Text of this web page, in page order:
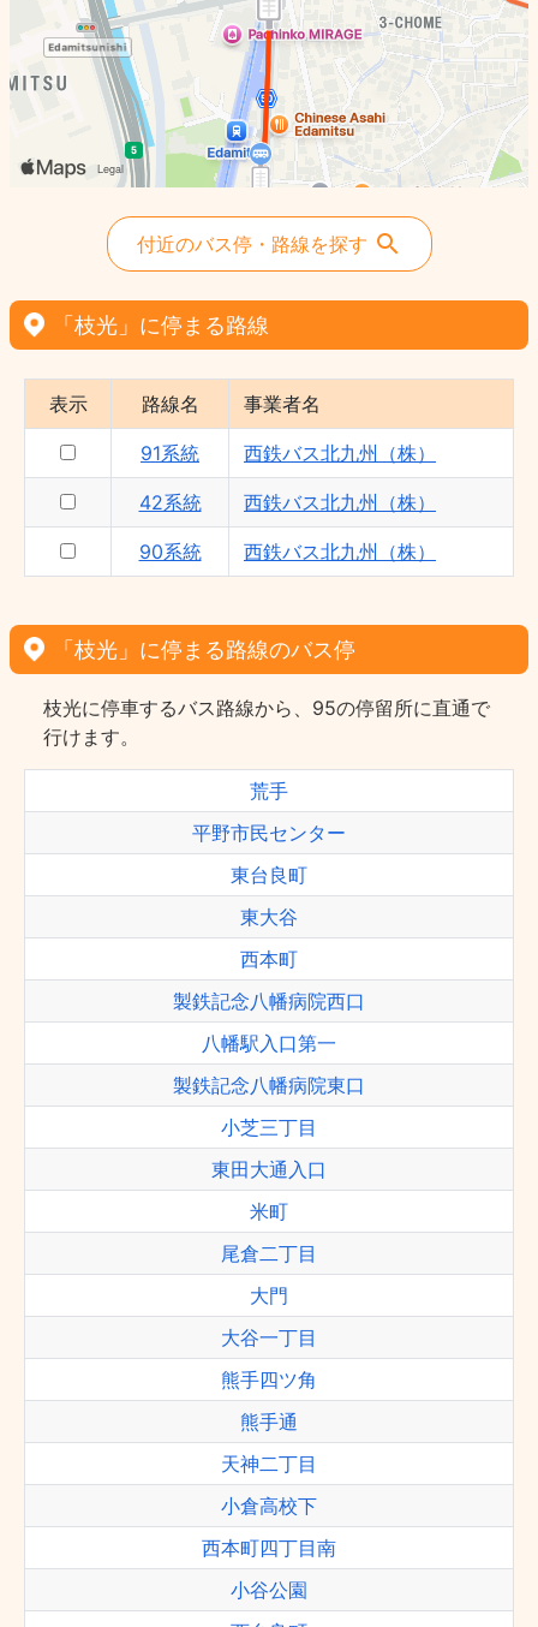
付近のバス停・路線を探す
「枝光」に停まる路線
表示 路線名 事業者名
91系統 西鉄バス北九州（株）
42系統 西鉄バス北九州（株）
90系統 西鉄バス北九州（株）
「枝光」に停まる路線のバス停
枝光に停車するバス路線から、95の停留所に直通で
行けます。
荒手
平野市民センター
東台良町
東大谷
西本町
製鉄記念八幡病院西口
八幡駅入口第一
製鉄記念八幡病院東口
小芝三丁目
東田大通入口
米町
尾倉二丁目
大門
大谷一丁目
熊手四ツ角
熊手通
天神二丁目
小倉高校下
西本町四丁目南
小谷公園